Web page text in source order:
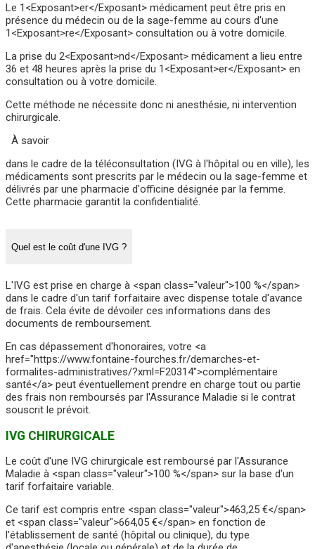
Le 1<Exposant>er</Exposant> médicament peut être pris en
présence du médecin ou de la sage-femme au cours d'une
1<Exposant>re</Exposant> consultation ou à votre domicile.
La prise du 2<Exposant>nd</Exposant> médicament a lieu entre
36 et 48 heures après la prise du 1<Exposant>er</Exposant> en
consultation ou à votre domicile.
Cette méthode ne nécessite donc ni anesthésie, ni intervention
chirurgicale.
À savoir
dans le cadre de la téléconsultation (IVG à l'hôpital ou en ville), les
médicaments sont prescrits par le médecin ou la sage-femme et
délivrés par une pharmacie d'officine désignée par la femme.
Cette pharmacie garantit la confidentialité.
Quel est le coût d'une IVG ?
L'IVG est prise en charge à <span class="valeur">100 %</span>
dans le cadre d'un tarif forfaitaire avec dispense totale d'avance
de frais. Cela évite de dévoiler ces informations dans des
documents de remboursement.
En cas dépassement d'honoraires, votre <a
href="https://www.fontaine-fourches.fr/demarches-et-
formalites-administratives/?xml=F20314">complémentaire
santé</a> peut éventuellement prendre en charge tout ou partie
des frais non remboursés par l'Assurance Maladie si le contrat
souscrit le prévoit.
IVG CHIRURGICALE
Le coût d'une IVG chirurgicale est remboursé par l'Assurance
Maladie à <span class="valeur">100 %</span> sur la base d'un
tarif forfaitaire variable.
Ce tarif est compris entre <span class="valeur">463,25 €</span>
et <span class="valeur">664,05 €</span> en fonction de
l'établissement de santé (hôpital ou clinique), du type